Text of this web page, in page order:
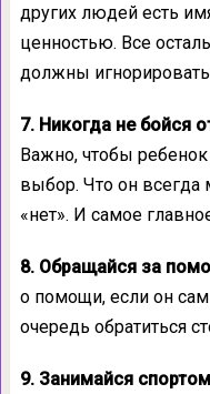
других людей есть
ценностью. Все
должны
7. Никогда не бойся
Важно, чтобы ребенок
выбор. Что он всегда
«нет». И самое
8. Обращайся за
о помощи, если он
очередь обратиться
9. Занимайся спортом